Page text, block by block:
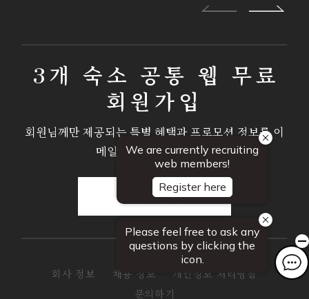
3개 숙소 공통 웹 무료
회원가입
회원님께만 제공되는 특별 혜택과 프로모션 정보를 이
메일로 안내해 드립니다.
지금 등록하기
회사 정보 채용 정보
개인정보 처리방침
문의하기